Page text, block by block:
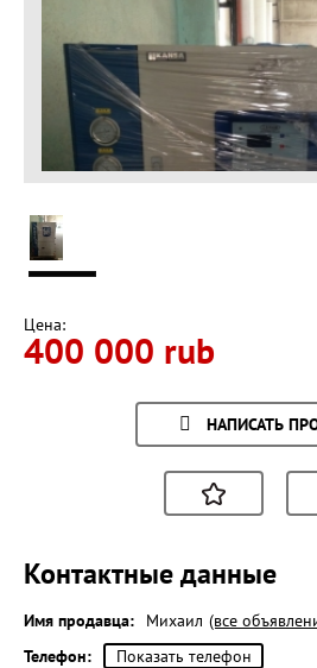
Цена:
400 000 rub
НАПИСАТЬ
Контактные данные
Имя продавца: Михаил (все
Телефон:
Показать телефон